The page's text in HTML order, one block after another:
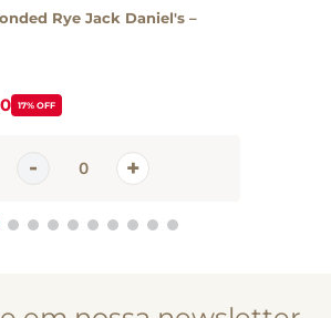
Rye Jack Daniel's –
17% OFF